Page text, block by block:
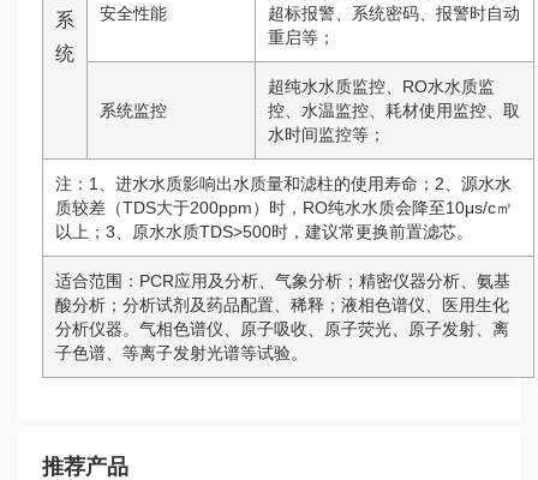
系
统
安全性能
超标报警、系统密码、报警时自动
重启等；
系统监控
超纯水水质监控、RO水水质监
控、水温监控、耗材使用监控、取
水时间监控等；
注：1、进水水质影响出水质量和滤柱的使用寿命；2、源水水
质较差（TDS大于200ppm）时，RO纯水水质会降至10μs/c㎡
以上；3、原水水质TDS>500时，建议常更换前置滤芯。
适合范围：PCR应用及分析、气象分析；精密仪器分析、氨基
酸分析；分析试剂及药品配置、稀释；液相色谱仪、医用生化
分析仪器。气相色谱仪、原子吸收、原子荧光、原子发射、离
子色谱、等离子发射光谱等试验。
推荐产品